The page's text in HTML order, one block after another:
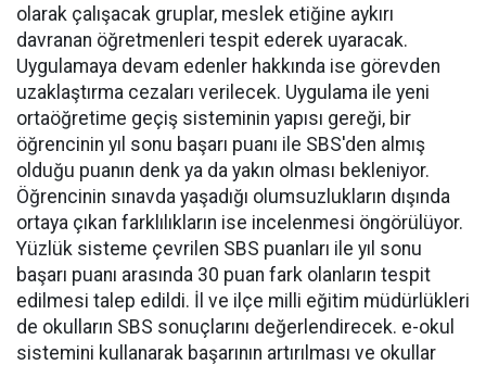
olarak çalışacak gruplar, meslek etiğine aykırı
davranan öğretmenleri tespit ederek uyaracak.
Uygulamaya devam edenler hakkında ise görevden
uzaklaştırma cezaları verilecek. Uygulama ile yeni
ortaöğretime geçiş sisteminin yapısı gereği, bir
öğrencinin yıl sonu başarı puanı ile SBS'den almış
olduğu puanın denk ya da yakın olması bekleniyor.
Öğrencinin sınavda yaşadığı olumsuzlukların dışında
ortaya çıkan farklılıkların ise incelenmesi öngörülüyor.
Yüzlük sisteme çevrilen SBS puanları ile yıl sonu
başarı puanı arasında 30 puan fark olanların tespit
edilmesi talep edildi. İl ve ilçe milli eğitim müdürlükleri
de okulların SBS sonuçlarını değerlendirecek. e-okul
sistemini kullanarak başarının artırılması ve okullar